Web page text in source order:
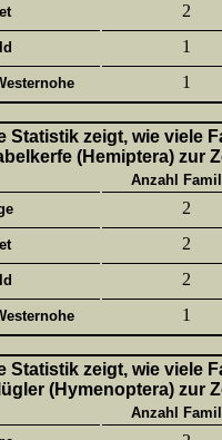
2
1
1
Statistik zeigt, wie viele
(Hemiptera) zur
Anzahl
2
2
2
1
Statistik zeigt, wie viele
(Hymenoptera) zur
Anzahl